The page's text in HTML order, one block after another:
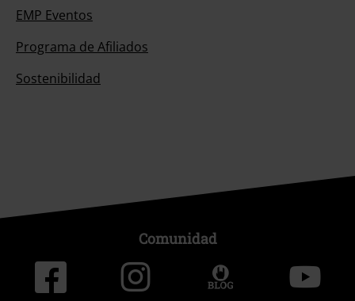
EMP Eventos
Programa de Afiliados
Sostenibilidad
Comunidad